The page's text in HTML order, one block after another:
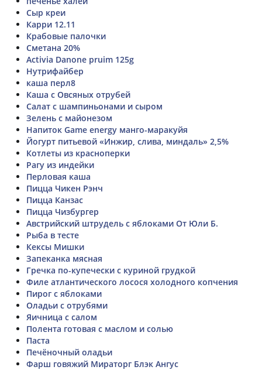
Сыр креи
Карри 12.11
Крабовые палочки
Сметана 20%
Activia Danone pruim 125g
Нутрифайбер
каша перл8
Каша с Овсяных отрубей
Салат с шампиньонами и сыром
Зелень с майонезом
Напиток Game energy манго-маракуйя
Йогурт питьевой «Инжир, слива, миндаль» 2,5%
Котлеты из красноперки
Рагу из индейки
Перловая каша
Пицца Чикен Рэнч
Пицца Канзас
Пицца Чизбургер
Австрийский штрудель с яблоками От Юли Б.
Рыба в тесте
Кексы Мишки
Запеканка мясная
Гречка по-купечески с куриной грудкой
Филе атлантического лосося холодного копчения
Пирог с яблоками
Оладьи с отрубями
Яичница с салом
Полента готовая с маслом и солью
Паста
Печёночный оладьи
Фарш говяжий Мираторг Блэк Ангус